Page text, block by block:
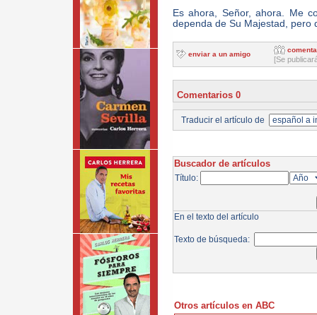
Es ahora, Señor, ahora. Me
dependa de Su Majestad, pero
enviar a un amigo
[Se
Comentarios 0
Traducir el artículo de
Buscador de artículos
Título:
En el texto del artículo
Texto de búsqueda:
Otros artículos en ABC